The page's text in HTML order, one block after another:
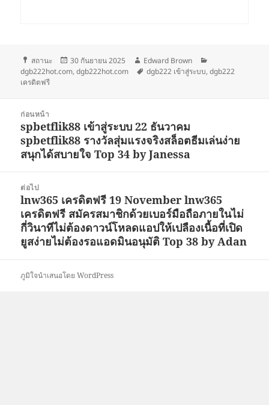
รูป
แบบ
เรื่อง
สถานะ
เขียน
เมื่อ
30 กันยายน 2025
ผู้
เขียน
Edward Brown
หมู่
dgb222hot.com,dgb222hot.com
ป้าย
dgb222 เข้าสู่ระบบ,dgb222
เครดิตฟรี
ก่อนหน้า
เรื่อง
ก่อน
หน้า:
spbetflik88 เข้าสู่ระบบ 22 ธันวาคม
spbetflik88 รางวัลสุ่มแรงจริงสล็อตธีมเล่นง่าย
สนุกได้สบายใจ Top 34 by Janessa
ต่อไป
เรื่อง
ต่อ
ไป:
lnw365 เครดิตฟรี 19 November lnw365
เครดิตฟรี สมัครสมาชิกด้วยเบอร์มือถือภายในไม่
กี่วินาทีไม่ต้องดาวน์โหลดแอปให้เปลืองเนื้อที่เปิด
ยูสง่ายไม่ต้องรอแอดมินอนุมัติ Top 38 by Adan
ภูมิใจนำเสนอโดย WordPress